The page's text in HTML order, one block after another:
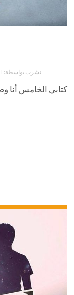
نشرت بواسطة:
كتابي الخامس أنا